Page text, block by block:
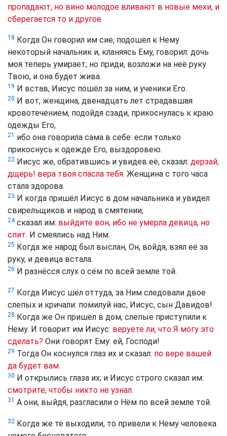
пропадают, но вино молодое вливают в новые мехи, и
сберегается то и другое.
18 Когда Он говорил им сие, подошёл к Нему
некоторый начальник и, кланяясь Ему, говорил: дочь
моя теперь умирает; но приди, возложи на неё руку
Твою, и она будет жива.
19 И встав, Иисус пошёл за ним, и ученики Его.
20 И вот, женщина, двенадцать лет страдавшая
кровотечением, подойдя сзади, прикоснулась к краю
одежды Его,
21 ибо она говорила сама в себе: если только
прикоснусь к одежде Его, выздоровею.
22 Иисус же, обратившись и увидев её, сказал: дерзай,
дщерь! вера твоя спасла тебя. Женщина с того часа
стала здорова.
23 И когда пришёл Иисус в дом начальника и увидел
свирельщиков и народ в смятении,
24сказал им: выйдите вон, ибо не умерла девица, но
спит. И смеялись над Ним.
25 Когда же народ был выслан, Он, войдя, взял её за
руку, и девица встала.
26 И разнёсся слух о сём по всей земле той.
27 Когда Иисус шёл оттуда, за Ним следовали двое
слепых и кричали: помилуй нас, Иисус, сын Давидов!
28 Когда же Он пришёл в дом, слепые приступили к
Нему. И говорит им Иисус: веруете ли, что Я могу это
сделать? Они говорят Ему: ей, Господи!
29 Тогда Он коснулся глаз их и сказал: по вере вашей
да будет вам.
30 И открылись глаза их; и Иисус строго сказал им:
смотрите, чтобы никто не узнал.
31 А они, выйдя, разгласили о Нём по всей земле той.
32 Когда же те выходили, то привели к Нему человека